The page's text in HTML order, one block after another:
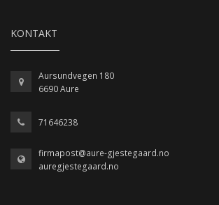
KONTAKT
Aursundvegen 180
6690 Aure
71646238
firmapost@aure-gjestegaard.no
auregjestegaard.no